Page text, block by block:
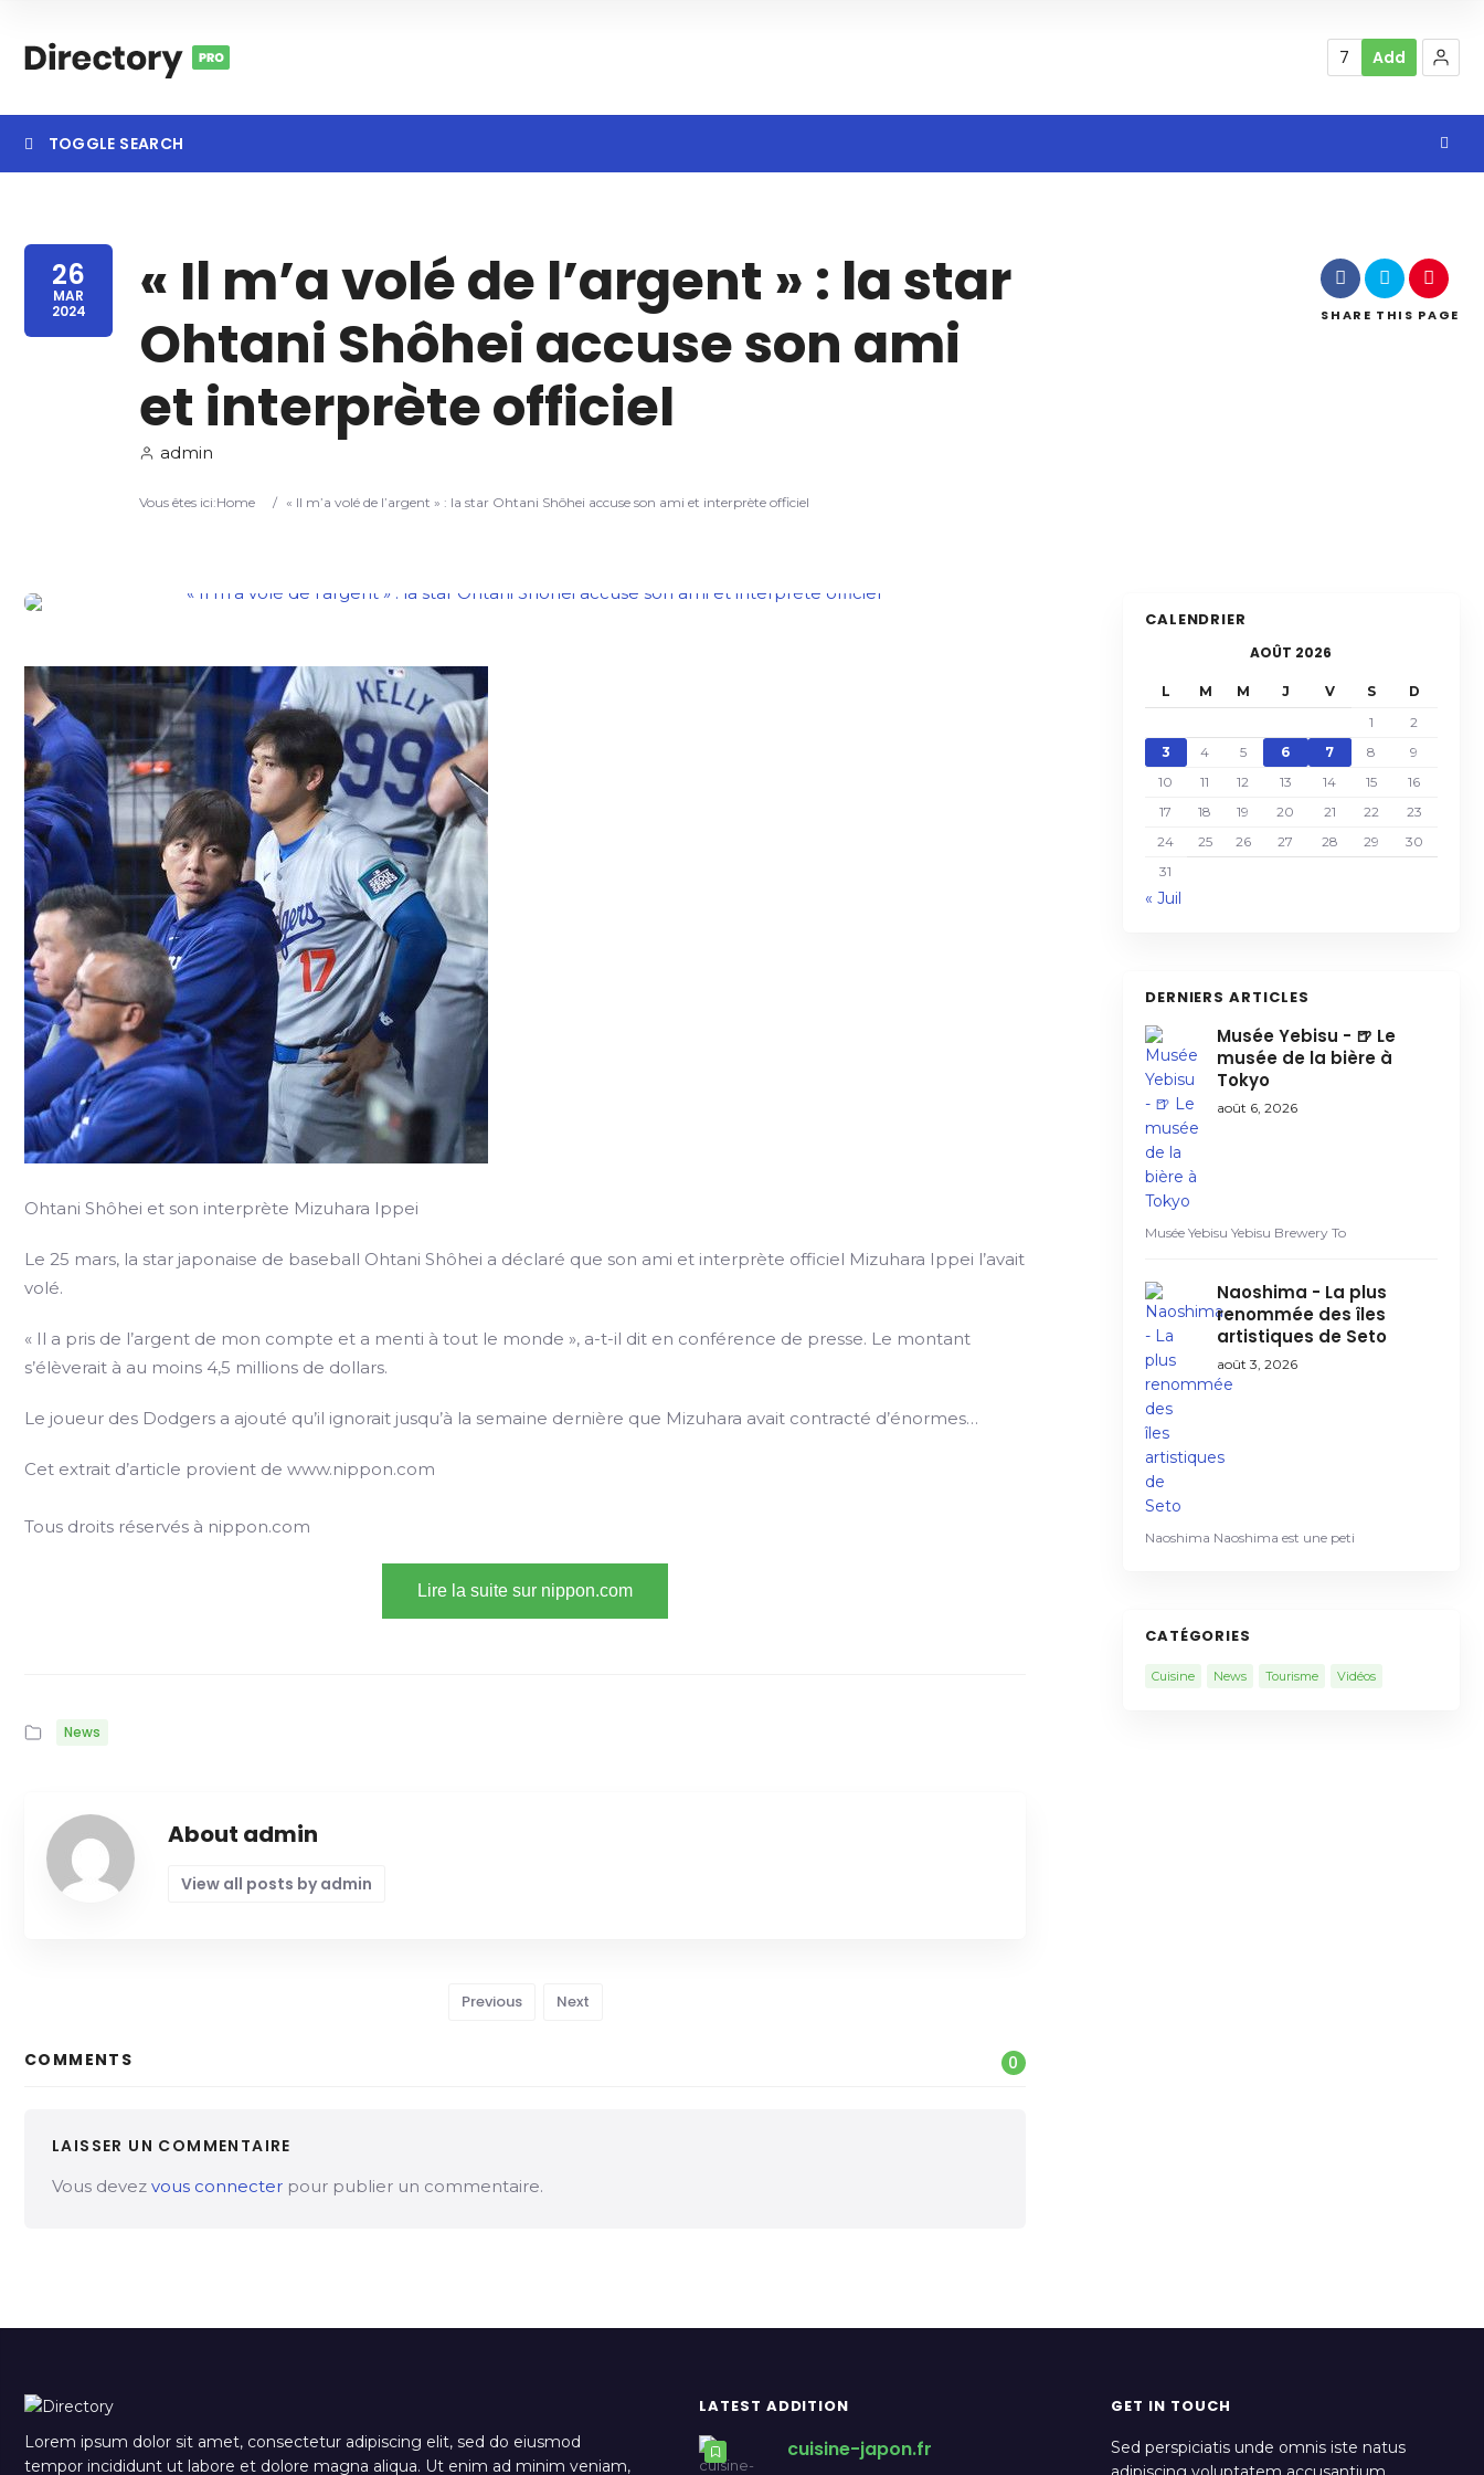
7 Add
TOGGLE SEARCH
Location Search
26
MAR
2024
« Il m’a volé de l’argent » : la star
Ohtani Shôhei accuse son ami
et interprète officiel
admin
Vous êtes ici:Home / « Il m’a volé de l’argent » : la star Ohtani Shôhei accuse son ami et interprète officiel
SHARE THIS PAGE
Ohtani Shôhei et son interprète Mizuhara Ippei
Le 25 mars, la star japonaise de baseball Ohtani Shôhei a déclaré que son ami et interprète officiel Mizuhara Ippei l’avait
volé.
« Il a pris de l’argent de mon compte et a menti à tout le monde », a-t-il dit en conférence de presse. Le montant
s’élèverait à au moins 4,5 millions de dollars.
Le joueur des Dodgers a ajouté qu’il ignorait jusqu’à la semaine dernière que Mizuhara avait contracté d’énormes…
Cet extrait d’article provient de www.nippon.com
Tous droits réservés à nippon.com
Lire la suite sur nippon.com
News
About admin
View all posts by admin
Previous Next
COMMENTS 0
LAISSER UN COMMENTAIRE
Vous devez vous connecter pour publier un commentaire.
CALENDRIER
AOÛT 2026
L M M J V S
D
1
2
3
4 5 6 7 8
9
10
11 12 13 14 15
16
17
18 19 20 21 22
23
24
25 26 27 28 29
30
31
« Juil
DERNIERS ARTICLES
Musée Yebisu - 🍺 Le
musée de la bière à
Tokyo
août 6, 2026
Musée Yebisu Yebisu Brewery To
Naoshima - La plus
renommée des îles
artistiques de Seto
août 3, 2026
Naoshima Naoshima est une peti
CATÉGORIES
Cuisine News Tourisme Vidéos
Lorem ipsum dolor sit amet, consectetur adipiscing elit, sed do eiusmod
tempor incididunt ut labore et dolore magna aliqua. Ut enim ad minim veniam,
LATEST ADDITION
cuisine-japon.fr
GET IN TOUCH
Sed perspiciatis unde omnis iste natus